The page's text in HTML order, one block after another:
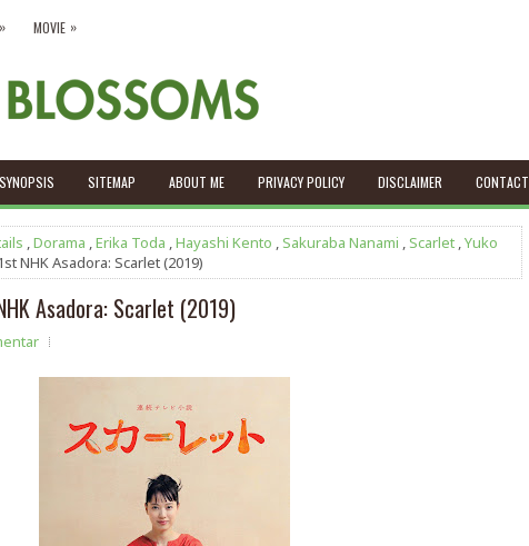
» MOVIE »
SYNOPSIS SITEMAP ABOUT ME PRIVACY POLICY DISCLAIMER CONTACT
,Dorama ,Erika Toda ,Hayashi Kento , Sakuraba Nanami , Scarlet ,Yuko
NHK Asadora: Scarlet (2019)
Asadora: Scarlet (2019)